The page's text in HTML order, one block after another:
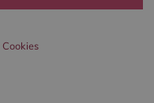
Cookies